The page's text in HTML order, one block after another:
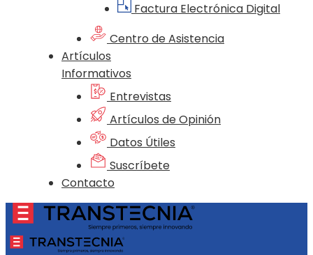
Factura Electrónica Digital
Centro de Asistencia
Artículos
Informativos
Entrevistas
Artículos de Opinión
Datos Útiles
Suscríbete
Contacto